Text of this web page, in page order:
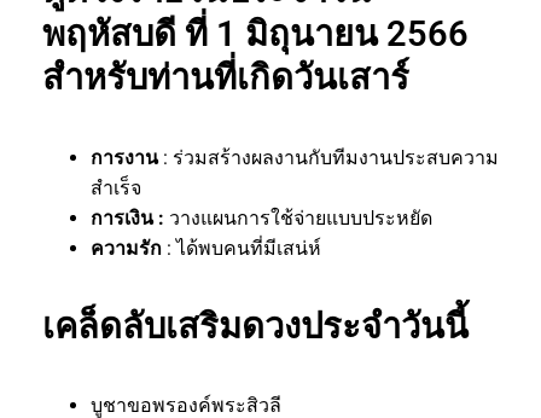
พฤหัสบดี ที่ 1 มิถุนายน 2566
สำหรับท่านที่เกิดวันเสาร์
การงาน : ร่วมสร้างผลงานกับทีมงานประสบความ
สำเร็จ
การเงิน : วางแผนการใช้จ่ายแบบประหยัด
ความรัก : ได้พบคนที่มีเสน่ห์
เคล็ดลับเสริมดวงประจำวันนี้
บูชาขอพรองค์พระสิวลี